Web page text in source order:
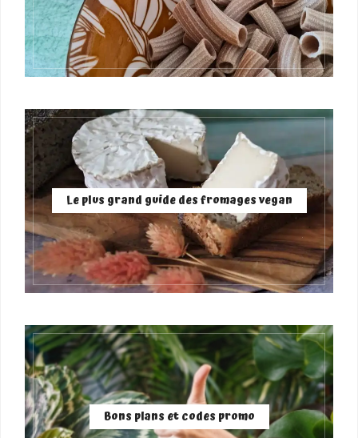
Le plus grand guide des fromages vegan
Bons plans et codes promo